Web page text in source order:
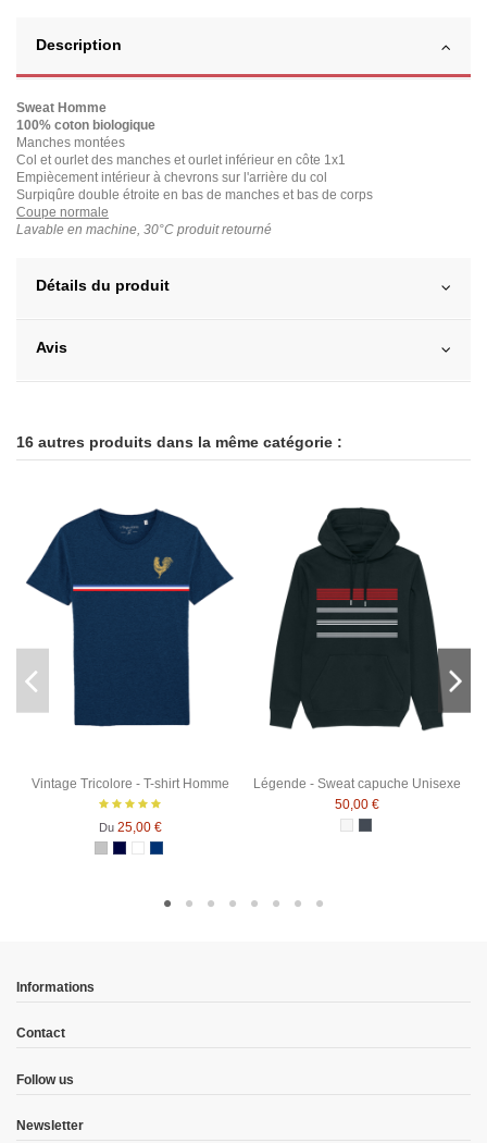
Description
Sweat Homme
100% coton biologique
Manches montées
Col et ourlet des manches et ourlet inférieur en côte 1x1
Empiècement intérieur à chevrons sur l'arrière du col
Surpiqûre double étroite en bas de manches et bas de corps
Coupe normale
Lavable en machine, 30°C produit retourné
Détails du produit
Avis
16 autres produits dans la même catégorie :
Vintage Tricolore - T-shirt Homme
Du 25,00 €
Gris Chiné
Bleu Marine
BlancBleu Marine Chiné
Légende - Sweat capuche Unisexe
50,00 €
Blanc chiné
Noir
Informations
Contact
Follow us
Newsletter